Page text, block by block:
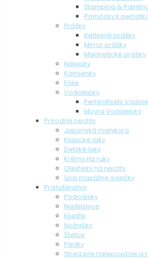
Stamping &
Pomôcky k
Prášky
Reflexné prášky
Mirror prášky
Magnetické prášky
Nálepky
Kamienky
Fólie
Vodolepky
PerfectNails
Moyra Vodolepky
Prírodné nechty
Japonská manikúra
Klasické laky
Detské laky
Krémy na ruky
Olejčeky na nechty
Spa masážne sviečky
Príslušenstvo
Pododisky
Nadstavce
Kliešte
Nožničky
Štetce
Pilníky
Stred pre nalepovacie a